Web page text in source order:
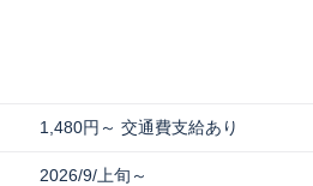
1,480円～ 交通費支給あり
2026/9/上旬～